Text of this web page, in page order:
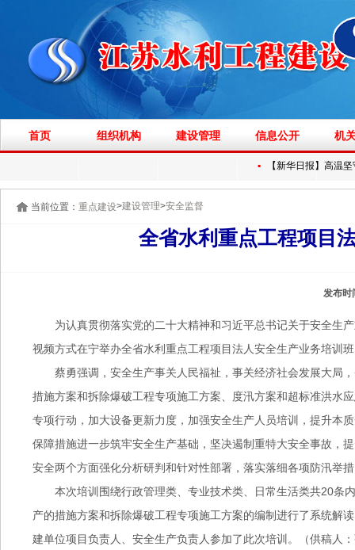
首页 组织机构 建设管理 信息公开 机
【新华日报】高温坚
当前位置： 重点建设>建设管理>安全监督
全省水利重点工程项目
发布时
为认真贯彻落实党的二十大精神和习近平总书记关于安全生
视频方式在宁举办全省水利重点工程项目法人安全生产业务培训
蔡勇强调，安全生产事关人民福祉，事关经济社会发展大局
措施方案和拆除爆破工程专项施工方案、度汛方案和超标准洪水
专项行动，加大设备更新力度，加强安全生产人员培训，提升本
保障措施进一步筑牢安全生产基础，坚决遏制重特大安全事故，
安全两个方面强化分析研判和针对性部署，落实落细各项防汛举
本次培训围绕行政管理类、专业技术类、日常生活类共20条
产的措施方案和拆除爆破工程专项施工方案的编制进行了系统解
建单位项目负责人、安全生产负责人参加了此次培训。（供稿